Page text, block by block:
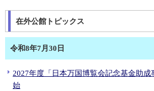
在外公館トピックス
令和8年7月30日
2027年度「日本万国博覧会記念基金助成
始